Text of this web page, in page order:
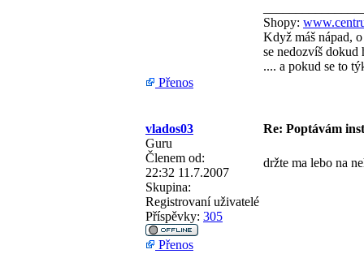
Shopy:
Když máš nápad,
se nedozvíš dokud
.... a pokud se to
Přenos
vlados03
Re: Poptávám
Guru
Členem od:
22:32 11.7.2007
Skupina:
Registrovaní uživatelé
Příspěvky: 305
držte ma lebo na
Přenos